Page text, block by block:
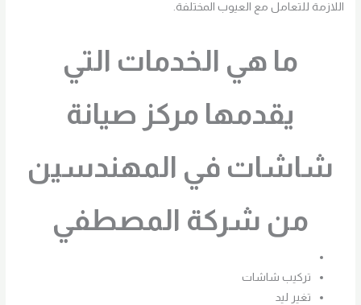
اللازمة للتعامل مع العيوب المختلفة.
ما هي الخدمات التي
يقدمها مركز صيانة
شاشات في المهندسين
من شركة المصطفي
تركيب شاشات
تغير ليد